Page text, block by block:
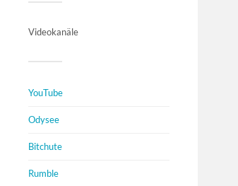
Videokanäle
YouTube
Odysee
Bitchute
Rumble